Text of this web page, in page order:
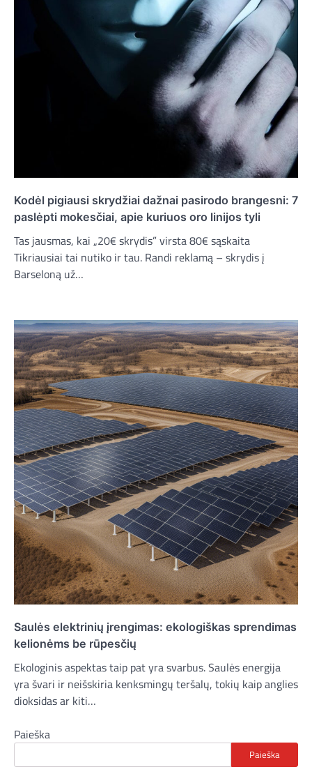
Kodėl pigiausi skrydžiai dažnai pasirodo brangesni: 7
paslėpti mokesčiai, apie kuriuos oro linijos tyli
Tas jausmas, kai „20€ skrydis” virsta 80€ sąskaita
Tikriausiai tai nutiko ir tau. Randi reklamą – skrydis į
Barseloną už…
Saulės elektrinių įrengimas: ekologiškas sprendimas
kelionėms be rūpesčių
Ekologinis aspektas taip pat yra svarbus. Saulės energija
yra švari ir neišskiria kenksmingų teršalų, tokių kaip anglies
dioksidas ar kiti…
Paieška
Paieška